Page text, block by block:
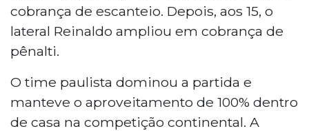
cobrança de escanteio. Depois, aos 15, o
lateral Reinaldo ampliou em cobrança de
pênalti.
O time paulista dominou a partida e
manteve o aproveitamento de 100% dentro
de casa na competição continental. A